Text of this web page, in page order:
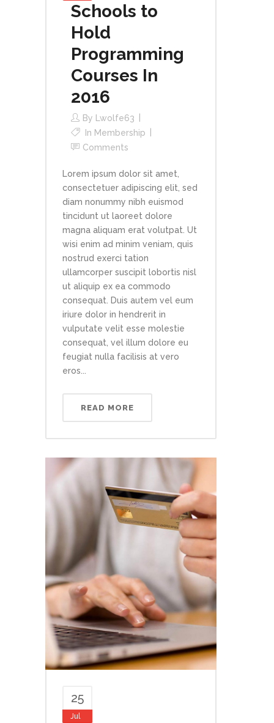
Schools to
Hold
Programming
Courses In
2016
By
Lwolfe63
In Membership
Comments
Lorem ipsum dolor sit amet,
consectetuer adipiscing elit, sed
diam nonummy nibh euismod
tincidunt ut laoreet dolore
magna aliquam erat volutpat. Ut
wisi enim ad minim veniam, quis
nostrud exerci tation
ullamcorper suscipit lobortis nisl
ut aliquip ex ea commodo
consequat. Duis autem vel eum
iriure dolor in hendrerit in
vulputate velit esse molestie
consequat, vel illum dolore eu
feugiat nulla facilisis at vero
eros...
READ MORE
25
Jul